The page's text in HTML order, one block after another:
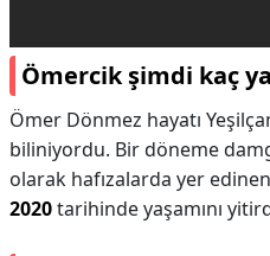
Ömercik şimdi kaç
Ömer Dönmez hayatı
biliniyordu. Bir döneme
olarak hafızalarda yer
2020tarihinde yaşamını